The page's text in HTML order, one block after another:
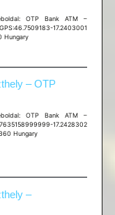
OTP Bank ATM –
17.2403001
Hungary
– OTP
OTP Bank ATM –
17.2428302
Hungary
–